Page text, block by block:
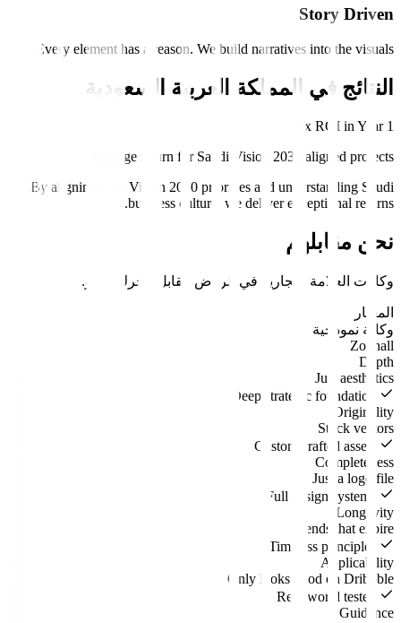
Story Driven
Every element has a reason. We build narratives into the visuals.
النتائج في المملكة العربية السعودية
3x ROI in Year 1
Average return for Saudi Vision 2030 aligned projects
By aligning with Vision 2030 priorities and understanding Saudi
business culture, we deliver exceptional returns.
نحن مقابلهم
وكالات العلامة التجارية في الرياض مقابل محرك النمو.
المعيار
وكالة نموذجية
Zouhall
Depth
Just aesthetics
Deep strategic foundation
Originality
Stock vectors
Custom crafted assets
Completeness
Just a logo file
Full design systems
Longevity
Trends that expire
Timeless principles
Applicability
Only looks good on Dribbble
Real-world tested
Guidance